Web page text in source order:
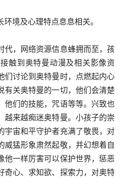
境及心理特点息息相关。
代，网络资源信息蜂拥而至，孩
触到奥特曼动漫及相关影像资
们讨论到奥特曼时，点燃起内心
有关奥特曼的一切，他们会清楚
他们的技能，咒语等等。兴致也
越来越痴迷奥特曼。小孩子的崇
宇宙和平守护者充满了敬畏，对
威猛形象肃然起敬，并幻想着自
他一样厉害可以保护世界，惩恶
奇心、求知欲、探索力，对奥特